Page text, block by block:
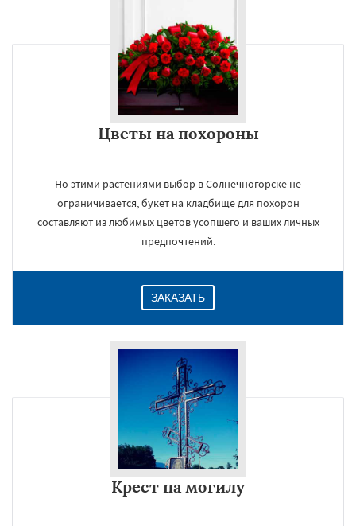
Цветы на похороны
Но этими растениями выбор в Солнечногорске не
ограничивается, букет на кладбище для похорон
составляют из любимых цветов усопшего и ваших личных
предпочтений.
ЗАКАЗАТЬ
Крест на могилу